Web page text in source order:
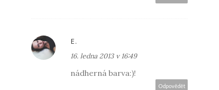
E.
16. ledna 2013 v 16:49
nádherná barva:)!
Odpovědět